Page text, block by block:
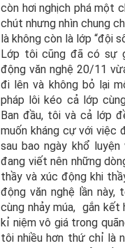
còn hơi nghịch phá một
chút nhưng nhìn chung
là không còn là lớp “đội
Lớp tôi cũng đã có sự
động văn nghệ 20/11
đi lên và không bỏ lại
pháp lôi kéo cả lớp
Ban đầu, tôi và cả lớp
muốn kháng cự với việc
sau bao ngày khổ
đang viết nên những
thầy và xúc động khi
động văn nghệ lần này,
cùng nhảy múa, gắn kết
kỉ niệm vô giá trong
tôi nhiều hơn thứ chỉ là